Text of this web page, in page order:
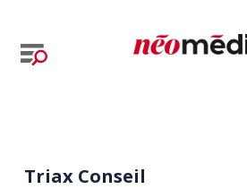
Triax Conseil